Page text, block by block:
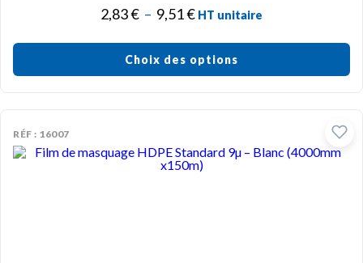
2,83€ – 9,51€ HT unitaire
Choix des options
RÉF : 16007